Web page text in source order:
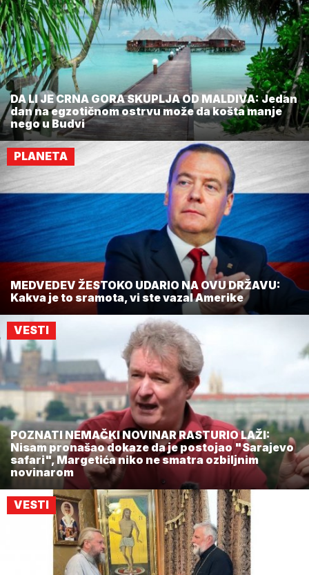
DA LI JE CRNA GORA SKUPLJA OD MALDIVA: Jedan
dan na egzotičnom ostrvu može da košta manje
nego u Budvi
PLANETA
MEDVEDEV ŽESTOKO UDARIO NA OVU DRŽAVU:
Kakva je to sramota, vi ste vazal Amerike
VESTI
POZNATI NEMAČKI NOVINAR RASTURIO LAŽI:
Nisam pronašao dokaze da je postojao "Sarajevo
safari", Margetića niko ne smatra ozbiljnim
novinarom
VESTI